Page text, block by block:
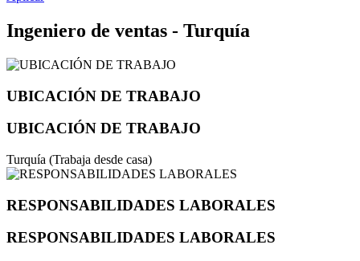
Ingeniero de ventas - Turquía
UBICACIÓN DE TRABAJO
UBICACIÓN DE TRABAJO
Turquía (Trabaja desde casa)
RESPONSABILIDADES LABORALES
RESPONSABILIDADES LABORALES